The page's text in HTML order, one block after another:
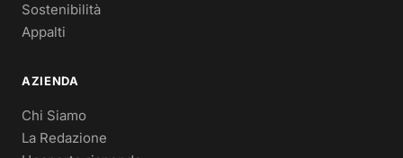
Sostenibilità
Appalti
AZIENDA
Chi Siamo
La Redazione